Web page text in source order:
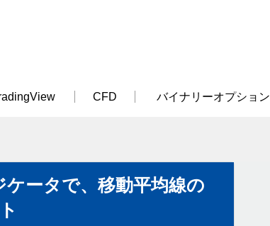
CFD バイナリーオプション
ータで、移動平均線の